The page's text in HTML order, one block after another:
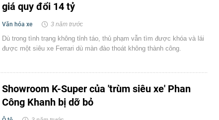
giá quy đổi 14 tỷ
Văn hóa xe 3 năm trước
Dù trong tình trạng không tỉnh táo, thủ phạm vẫn tìm được khóa và lái
được một siêu xe Ferrari dù màn đào thoát không thành công.
Showroom K-Super của 'trùm siêu xe' Phan
Công Khanh bị dỡ bỏ